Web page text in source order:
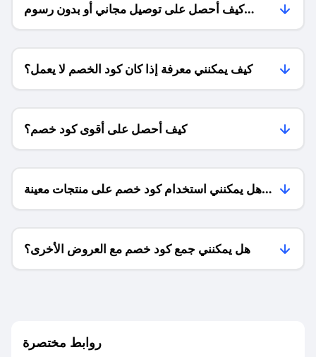
كيف أحصل على توصيل مجاني أو بدون رسوم
الشحن ؟
كيف يمكنني معرفة إذا كان كود الخصم لا يعمل؟
كيف أحصل على أقوى كود خصم؟
هل يمكنني استخدام كود خصم على منتجات معينة
فقط؟
هل يمكنني جمع كود خصم مع العروض الأخرى؟
روابط مختصرة